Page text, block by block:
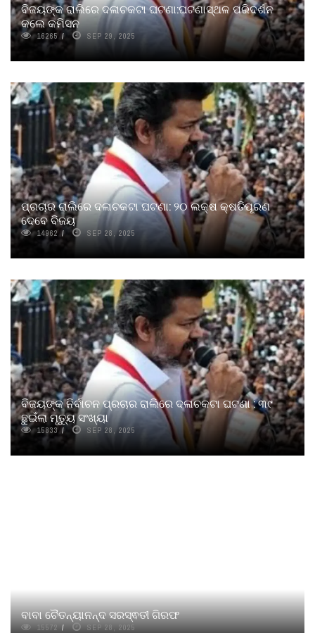
ବିଜୟଙ୍କ ରାଲିରେ ଦଳାଚକଟା ଘଟଣା:ଘଟଣାସ୍ଥଳ ପରିଦର୍ଶନ
କଲେ କମିସନ
16265 SEP 29, 2025
ପ୍ରଚାର ରାଲିରେ ଦଳାଚକଟା ଘଟଣା: ୨୦ ଲକ୍ଷ କ୍ଷତିପୂରଣ
ଦେବେ ବିଜୟ
14962 SEP 28, 2025
ବିଜୟଙ୍କ ନିର୍ବାଚନ ପ୍ରଚାର ରାଲିରେ ଦଳାଚକଟା ଘଟଣା : ୩୯
ଛୁଇଁଲା ମୃତ୍ୟୁ ସଂଖ୍ୟା
15833 SEP 28, 2025
ବାବା ଚୈତନ୍ୟାନନ୍ଦ ସରସ୍ଵତୀ ଗିରଫ
15572 SEP 28, 2025